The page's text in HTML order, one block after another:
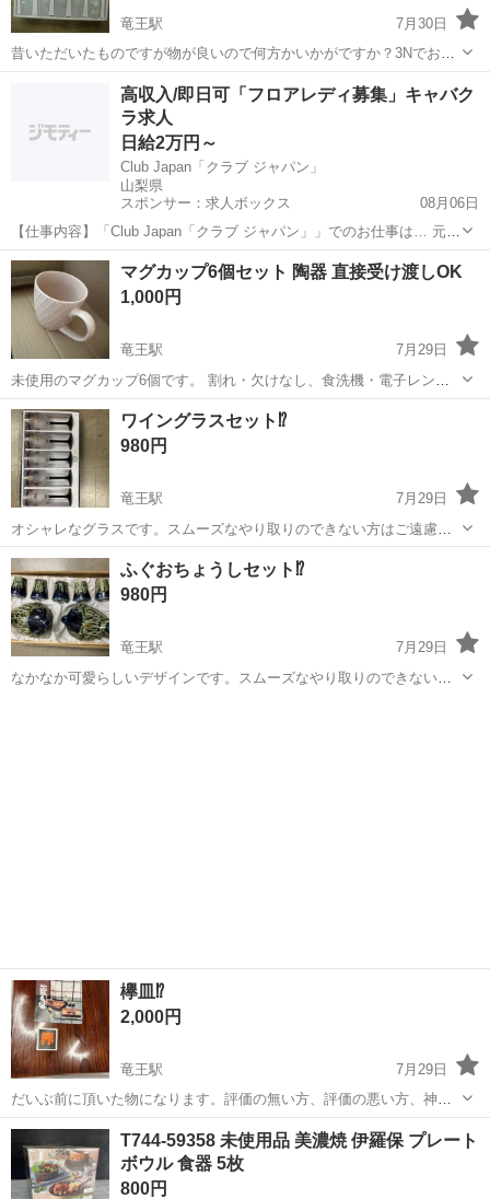
竜王駅
7月30日
昔いただいたものですが物が良いので何方かいかがですか？3Nでお願
いします。評価の悪い方神経質な方はご遠慮下さい。
甲斐市 竜王駅 食器
高収入/即日可「フロアレディ募集」キャバク
ラ求人
日給2万円～
Club Japan「クラブ ジャパン」
山梨県
スポンサー：求人ボックス
08月06日
【仕事内容】「Club Japan「クラブ ジャパン」」でのお仕事は… 元気
にお出迎え ドリンクを作ってご提供 お客様とおしゃべり 笑顔でお見
送り 難しいことや複雑な内容はお願いしません! どなたでもすぐに覚
えられるので、夜職初心...
アルバイト・パート
マグカップ6個セット 陶器 直接受け渡しOK
1,000円
竜王駅
7月29日
未使用のマグカップ6個です。 割れ・欠けなし、食洗機・電子レンジ
使用可能。 竜王駅で直接手渡し希望です。
山梨 甲斐市 竜王駅
ワイングラスセット⁉️
980円
竜王駅
7月29日
オシャレなグラスです。スムーズなやり取りのできない方はご遠慮下
さい。評価の無い方、評価の悪い方、神経質な方はご遠慮下さい。ノ
ークレーム、ノーリターン、ノーキャンセルでお願いします。
山梨 甲斐市 竜王駅 食器 ワイングラス
ふぐおちょうしセット⁉️
980円
竜王駅
7月29日
なかなか可愛らしいデザインです。スムーズなやり取りのできない方
欅皿⁉️
2,000円
竜王駅
7月29日
だいぶ前に頂いた物になります。評価の無い方、評価の悪い方、神経
質な方はご遠慮下さい。スムーズなやり取りのできない方はご遠慮下
さい。ノークレーム、ノーリターン、ノーキャンセルでお願いしま
す。
山梨 甲斐市 食器
T744-59358 未使用品 美濃焼 伊羅保 プレート
ボウル 食器 5枚
800円